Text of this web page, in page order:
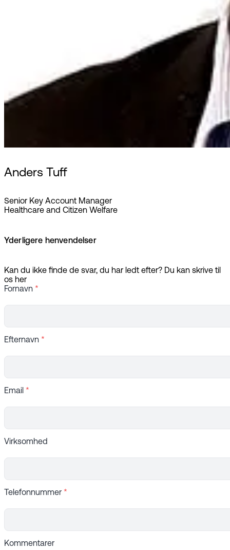
Anders Tuff
Senior Key Account Manager
Healthcare and Citizen Welfare
Yderligere henvendelser
Kan du ikke finde de svar, du har ledt efter? Du kan skrive til
os her
Fornavn *
Efternavn *
Email *
Virksomhed
Telefonnummer *
Kommentarer